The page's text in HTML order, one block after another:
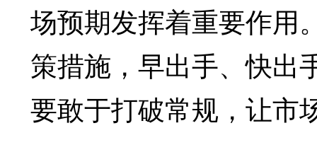
场预期发挥着重要作用
策措施，早出手、快出
要敢于打破常规，让市